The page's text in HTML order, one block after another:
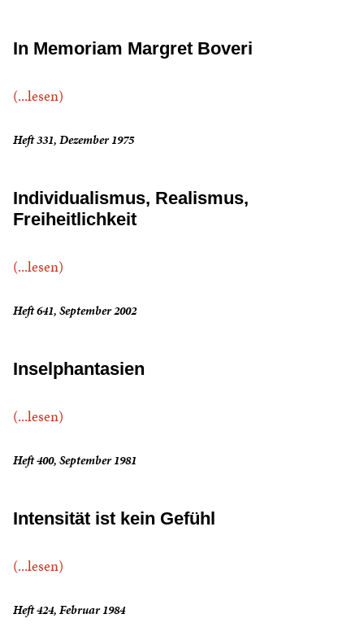
In Memoriam Margret Boveri
(...lesen)
Heft 331, Dezember 1975
Individualismus, Realismus,
Freiheitlichkeit
(...lesen)
Heft 641, September 2002
Inselphantasien
(...lesen)
Heft 400, September 1981
Intensität ist kein Gefühl
(...lesen)
Heft 424, Februar 1984